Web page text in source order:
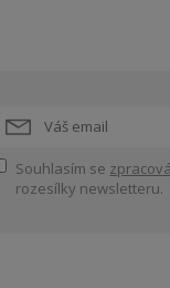
Souhlasím se
rozesílky newsletteru.